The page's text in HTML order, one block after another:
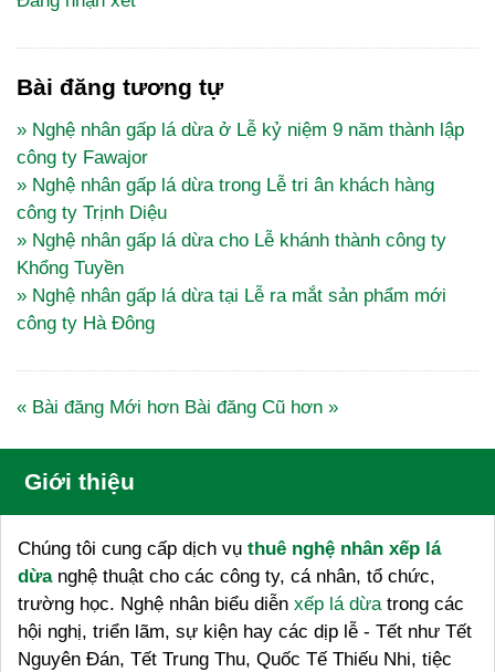
Bài đăng tương tự
» Nghệ nhân gấp lá dừa ở Lễ kỷ niệm 9 năm thành lập
công ty Fawajor
» Nghệ nhân gấp lá dừa trong Lễ tri ân khách hàng
công ty Trịnh Diệu
» Nghệ nhân gấp lá dừa cho Lễ khánh thành công ty
Khổng Tuyền
» Nghệ nhân gấp lá dừa tại Lễ ra mắt sản phẩm mới
công ty Hà Đông
« Bài đăng Mới hơn Bài đăng Cũ hơn »
Giới thiệu
Chúng tôi cung cấp dịch vụ thuê nghệ nhân xếp lá
dừanghệ thuật cho các công ty, cá nhân, tổ chức,
trường học. Nghệ nhân biểu diễn xếp lá dừa trong các
hội nghị, triển lãm, sự kiện hay các dịp lễ - Tết như Tết
Nguyên Đán, Tết Trung Thu, Quốc Tế Thiếu Nhi, tiệc